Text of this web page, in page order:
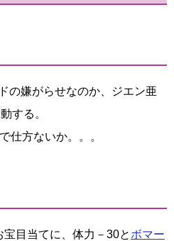
の嫌がらせなのか、ジエン亜
する。
仕方ないか。。。
目当てに、体力－30と ボマー